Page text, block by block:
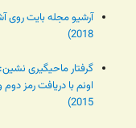
2018)
گرفتار ماحیگیری
2015)